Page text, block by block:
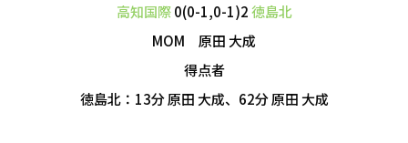
高知国際0(0-1,0-1)2徳島北
MOM 原田 大成
得点者
徳島北：13分 原田 大成、62分 原田 大成